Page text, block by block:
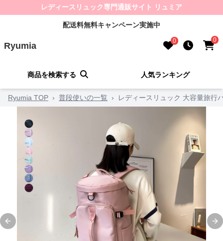
レディースリュック専門通販サイト リュミア
配送料無料キャンペーン実施中
Ryumia 0 0
商品を検索する 人気ランキング
Ryumia TOP › 普段使いの一覧 › レディースリュック 大容量旅行
Previous slide